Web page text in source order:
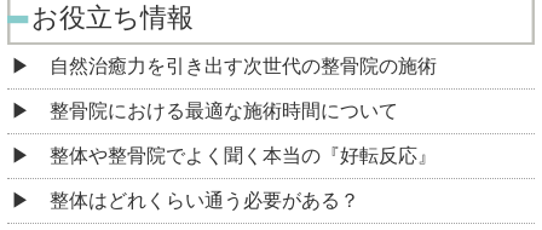
お役立ち情報
自然治癒力を引き出す次世代の整骨院の施術
整骨院における最適な施術時間について
整体や整骨院でよく聞く本当の『好転反応』
整体はどれくらい通う必要がある？